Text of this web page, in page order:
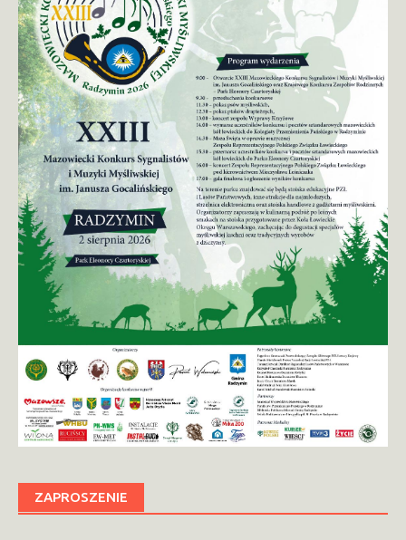
ZAPROSZENIE